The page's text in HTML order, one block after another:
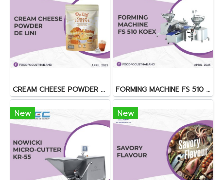
CREAM CHEESE POWDER DE LINI FORMING MACHINE FS 510 KOEX
New New